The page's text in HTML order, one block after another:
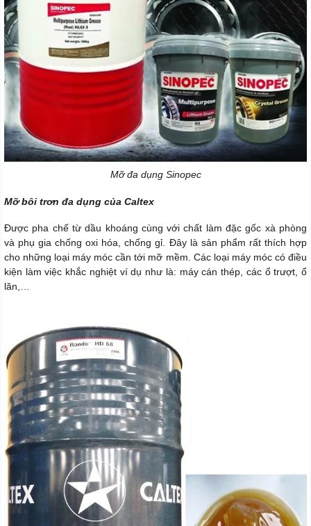
Mỡ đa dụng Sinopec
Mỡ bôi trơn đa dụng của Caltex
Được pha chế từ dầu khoáng cùng với chất làm đặc gốc xà phòng
và phụ gia chống oxi hóa, chống gỉ. Đây là sản phẩm rất thích hợp
cho những loại máy móc cần tới mỡ mềm. Các loại máy móc có điều
kiện làm việc khắc nghiệt ví dụ như là: máy cán thép, các ổ trượt, ổ
lăn,…